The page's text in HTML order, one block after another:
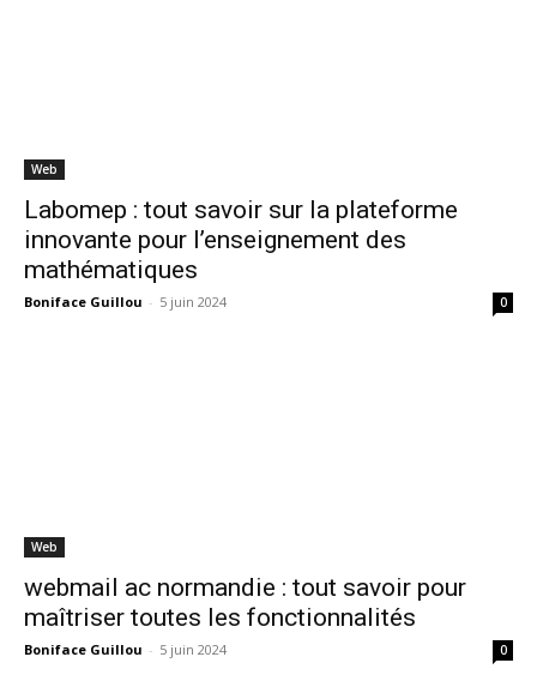
Web
Labomep : tout savoir sur la plateforme
innovante pour l’enseignement des
mathématiques
Boniface Guillou - 5 juin 2024 0
Web
webmail ac normandie : tout savoir pour
maîtriser toutes les fonctionnalités
Boniface Guillou - 5 juin 2024 0